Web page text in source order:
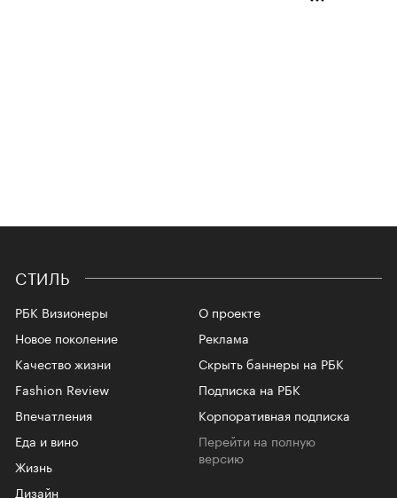
СТИЛЬ
РБК Визионеры
Новое поколение
Качество жизни
Fashion Review
Впечатления
Еда и вино
Жизнь
Дизайн
О проекте
Реклама
Скрыть баннеры на РБК
Подписка на РБК
Корпоративная подписка
Перейти на полную
версию